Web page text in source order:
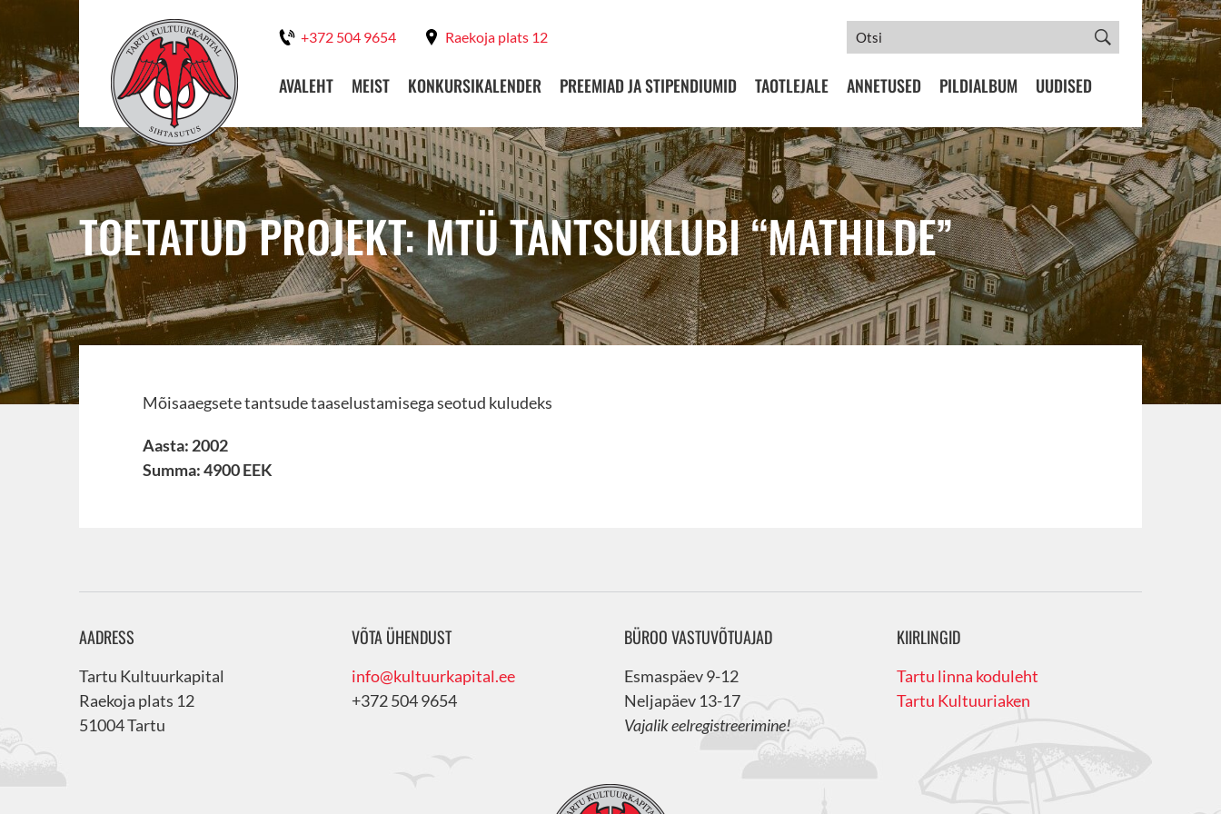
+372 504 9654 Raekoja plats 12
AVALEHT MEIST KONKURSIKALENDER PREEMIAD JA STIPENDIUMID TAOTLEJALE ANNETUSED PILDIALBUM UUDISED
TOETATUD PROJEKT: MTÜ TANTSUKLUBI “MATHILDE”
Mõisaaegsete tantsude taaselustamisega seotud kuludeks
Aasta: 2002
Summa: 4900 EEK
AADRESS
Tartu Kultuurkapital
Raekoja plats 12
51004 Tartu
VÕTA ÜHENDUST
info@kultuurkapital.ee
+372 504 9654
BÜROO VASTUVÕTUAJAD
Esmaspäev 9-12
Neljapäev 13-17
Vajalik eelregistreerimine!
KIIRLINGID
Tartu linna koduleht
Tartu Kultuuriaken